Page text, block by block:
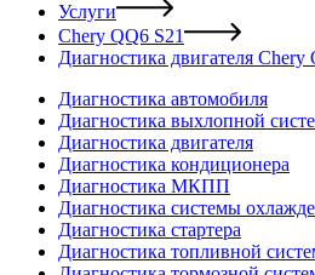
Услуги
Chery QQ6 S21
Диагностика двигателя Chery
Диагностика автомобиля
Диагностика выхлопной
Диагностика двигателя
Диагностика кондиционера
Диагностика МКПП
Диагностика системы
Диагностика стартера
Диагностика топливной